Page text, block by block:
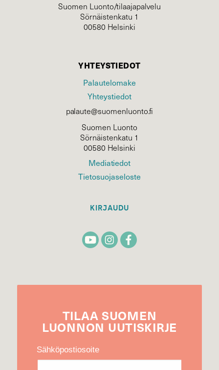
Suomen Luonto/tilaajapalvelu
Sörnäistenkatu 1
00580 Helsinki
YHTEYSTIEDOT
Palautelomake
Yhteystiedot
palaute@suomenluonto.fi
Suomen Luonto
Sörnäistenkatu 1
00580 Helsinki
Mediatiedot
Tietosuojaseloste
KIRJAUDU
TILAA SUOMEN
LUONNON UUTIS­KIRJE
Sähköpostiosoite